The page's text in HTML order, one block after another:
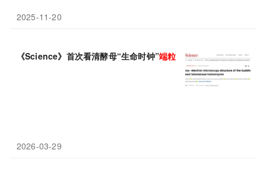
2025-11-20
《Science》首次看清酵母“生命时钟”端粒酶 的全貌，结构竟大不
2026-03-29